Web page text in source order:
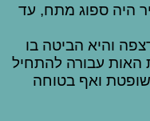
היה ספוג מתח, עד
והיא הביטה בו
האות עבורה להתחיל
שופטת ואף בטוחה